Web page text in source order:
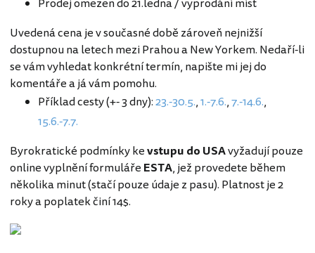
Prodej omezen do 21.ledna / vyprodání míst
Uvedená cena je v současné době zároveň nejnižší
dostupnou na letech mezi Prahou a New Yorkem. Nedaří-li
se vám vyhledat konkrétní termín, napište mi jej do
komentáře a já vám pomohu.
Příklad cesty (+- 3 dny):23.-30.5.,1.-7.6.,7.-14.6.,
15.6.-7.7.
Byrokratické podmínky kevstupu do USAvyžadují pouze
online vyplnění formuláře ESTA, jež provedete během
několika minut (stačí pouze údaje z pasu). Platnost je 2
roky a poplatek činí 14$.